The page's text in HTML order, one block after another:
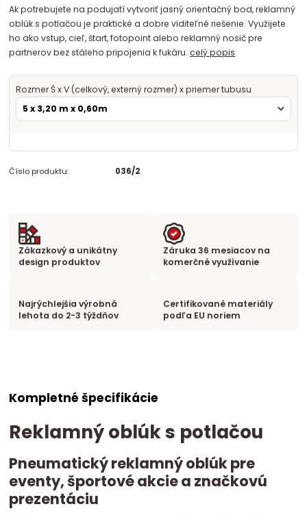
Ak potrebujete na podujatí vytvoriť jasný orientačný bod, reklamný
oblúk s potlačou je praktické a dobre viditeľné riešenie. Využijete
ho ako vstup, cieľ, štart, fotopoint alebo reklamný nosič pre
partnerov bez stáleho pripojenia k fukáru.celý popis
Rozmer Š x V (celkový, externý rozmer) x priemer tubusu
Číslo produktu: 036/2
Zákazkový a unikátny
design produktov
Záruka 36 mesiacov na
komerčné využívanie
Najrýchlejšia výrobná
lehota do 2-3 týždňov
Certifikované materiály
podľa EU noriem
Kompletné špecifikácie
Reklamný oblúk s potlačou
Pneumatický reklamný oblúk pre
eventy, športové akcie a značkovú
prezentáciu